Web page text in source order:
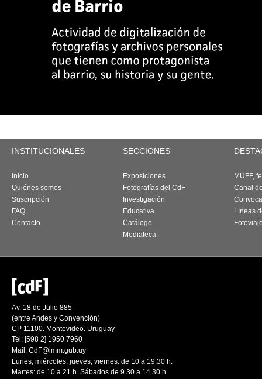
INSTITUCIONALES SECCIONES
Inicio
Quiénes somos
Suscripción
FAQ
Contacto
Exposiciones
Fotografías del CdF
Investigación
Educativa
Catálogo
Mediateca
MUFF,
Canal
Líneas
Av. 18 de Julio 885
(entre Andes y Convención)
CP 11100. Montevideo. Uruguay
Tel: [598 2] 1950 7960
Mail: CdF@imm.gub.uy
Lunes, miércoles, jueves, viernes: de 10 a 19.30 h.
Martes: de 10 a 21 h. Sábados de 9.30 a 14.30 h.